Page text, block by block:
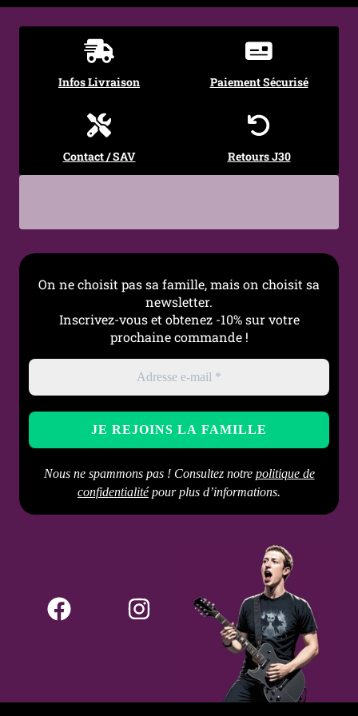
Système
d’ouverture
Longueur de la
maillons
Style
Gothique, Rock, Alternatif,
Punk, Médiéval
Quotidien, concert,
doux, éviter les produits
Infos Livraison Paiement Sécurisé
Contact / SAV Retours J30
On ne choisit pas sa famille, mais on choisit sa
newsletter.
Inscrivez-vous et obtenez -10% sur votre
prochaine commande !
Nous ne spammons pas ! Consultez notre politique de
confidentialitépour plus d’informations.